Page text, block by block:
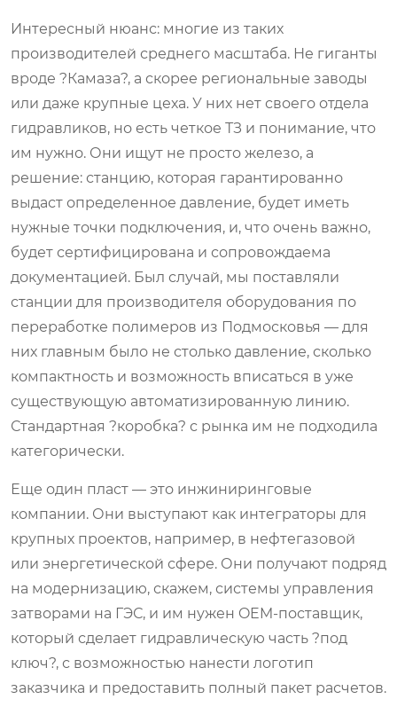
Интересный нюанс: многие из таких
производителей среднего масштаба. Не гиганты
вроде ?Камаза?, а скорее региональные заводы
или даже крупные цеха. У них нет своего отдела
гидравликов, но есть четкое ТЗ и понимание, что
им нужно. Они ищут не просто железо, а
решение: станцию, которая гарантированно
выдаст определенное давление, будет иметь
нужные точки подключения, и, что очень важно,
будет сертифицирована и сопровождаема
документацией. Был случай, мы поставляли
станции для производителя оборудования по
переработке полимеров из Подмосковья — для
них главным было не столько давление, сколько
компактность и возможность вписаться в уже
существующую автоматизированную линию.
Стандартная ?коробка? с рынка им не подходила
категорически.
Еще один пласт — это инжиниринговые
компании. Они выступают как интеграторы для
крупных проектов, например, в нефтегазовой
или энергетической сфере. Они получают подряд
на модернизацию, скажем, системы управления
затворами на ГЭС, и им нужен OEM-поставщик,
который сделает гидравлическую часть ?под
ключ?, с возможностью нанести логотип
заказчика и предоставить полный пакет расчетов.